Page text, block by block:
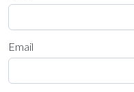
Email